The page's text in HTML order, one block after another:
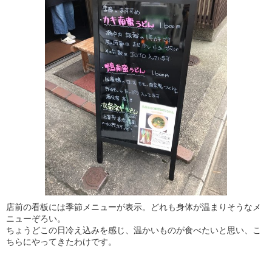
店前の看板には季節メニューが表示。どれも身体が温まりそうなメ
ニューぞろい。
ちょうどこの日冷え込みを感じ、温かいものが食べたいと思い、こ
ちらにやってきたわけです。